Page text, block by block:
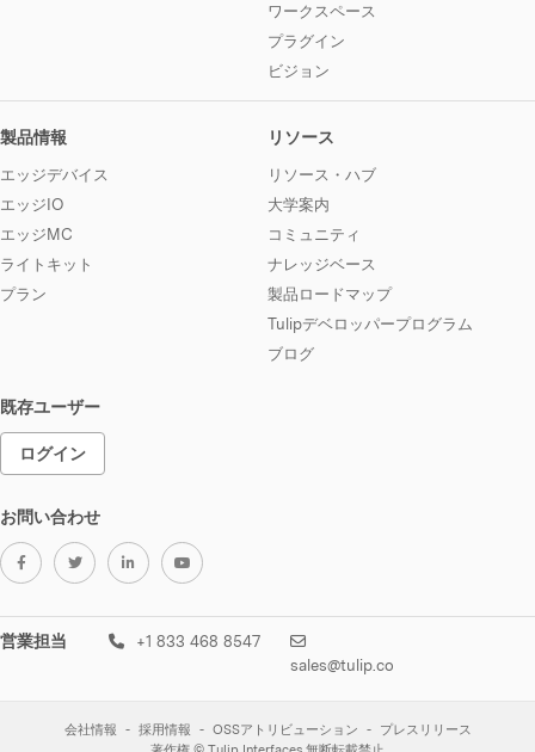
ワークスペース
プラグイン
ビジョン
製品情報
エッジデバイス
エッジIO
エッジMC
ライトキット
プラン
リソース
リソース・ハブ
大学案内
コミュニティ
ナレッジベース
製品ロードマップ
Tulipデベロッパープログラム
ブログ
既存ユーザー
ログイン
お問い合わせ
営業担当
+1 833 468 8547
sales@tulip.co
会社情報 採用情報 OSSアトリビューション
プレスリリース